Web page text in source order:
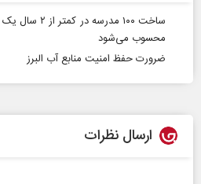
ساخت ۱۰۰
محسوب می‌شود
ضرورت حفظ امنیت منابع آب البرز
ارسال نظرات